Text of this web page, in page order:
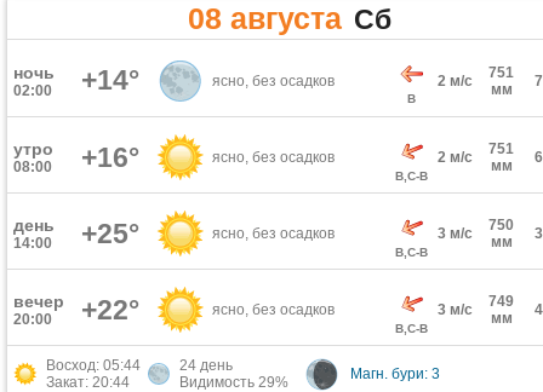
08 августа Сб
ночь
02:00 +14° ясно, без осадков
В
2 м/с
751
мм
утро
08:00 +16° ясно, без осадков
В,С-В
2 м/с
751
мм
день
14:00 +25° ясно, без осадков
В,С-В
3 м/с
750
мм
вечер
20:00 +22° ясно, без осадков
В,С-В
3 м/с
749
мм
Восход: 05:44
Закат: 20:44
24 день
Видимость 29%
Магн. бури: 3